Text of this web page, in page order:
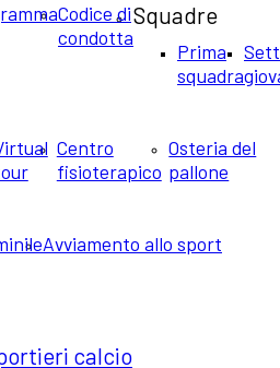
Codice di
condotta
Squadre
Prima
squadra
Centro
fisioterapico
Osteria del
pallone
Avviamento allo sport
calcio